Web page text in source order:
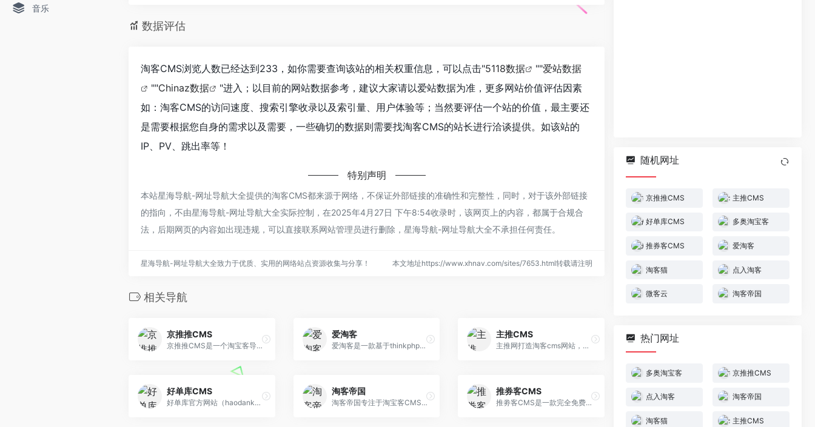
音乐
数据评估
淘客CMS浏览人数已经达到233，如你需要查询该站的相关权重信息，可以点击"5118数据 ""爱站数据
""Chinaz数据
"进入；以目前的网站数据参考，建议大家请以爱站数据为准，更多网站价值评估因素
如：淘客CMS的访问速度、搜索引擎收录以及索引量、用户体验等；当然要评估一个站的价值，最主要还
是需要根据您自身的需求以及需要，一些确切的数据则需要找淘客CMS的站长进行洽谈提供。如该站的
IP、PV、跳出率等！
特别声明
本站星海导航-网址导航大全提供的淘客CMS都来源于网络，不保证外部链接的准确性和完整性，同时，对于该外部链接
的指向，不由星海导航-网址导航大全实际控制，在2025年4月27日 下午8:54收录时，该网页上的内容，都属于合规合
法，后期网页的内容如出现违规，可以直接联系网站管理员进行删除，星海导航-网址导航大全不承担任何责任。
星海导航-网址导航大全致力于优质、实用的网络站点资源收集与分享！ 本文地址https://www.xhnav.com/sites/7653.html转载请注明
相关导航
京推推CMS
京推推CMS是一个淘宝客导购程序
爱淘客
爱淘客是一款基于thinkphp3.2内核独立开发的一款集众多商品采集、U站采集、佣金采集、鹊桥等采集的淘宝客程序
主推CMS
主推网打造淘客cms网站，独有域名无封号担忧，是淘客推广神器，点击马上了解。
好单库CMS
好单库官方网站（haodanku.com）坚持每天为淘客提供全网最优质精选领券优惠券信息,全天实时直播独家给力一手单,找好单就上好单库选品, 蜂客联盟旗下商品库打造最 大淘客联盟商品库
淘客帝国
淘客帝国专注于淘宝客CMS程序,为淘客提供最好的淘客导购程序,以及免费的淘客群发软件、淘客APP、公众号、微信机器人,更有淘客选品库、淘宝客推广教程、发单软件等。为淘客而生·让淘客推广更高效CMS
推券客CMS
推劵客CMS是一款完全免费的淘宝优惠券网站源码程序，能够自动采集带优惠券的商品，自动申请高佣金计划。电脑手机无缝对接自动唤醒手淘，生成淘口令。
随机网址
京推推CMS 主推CMS
好单库CMS 多奥淘宝客
推券客CMS 爱淘客
淘客猫 点入淘客
微客云 淘客帝国
热门网址
多奥淘宝客 京推推CMS
点入淘客 淘客帝国
淘客猫 主推CMS